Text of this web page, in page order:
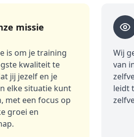
discipline en fysieke
proefles om de effectiviteit
missie
is om je training
kwaliteit te
jij jezelf en je
elke situatie kunt
met een focus op
groei en
Wij
van
leidt